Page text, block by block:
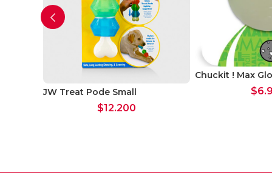
JW Treat Pode Small
$12.200
Chuckit ! Max
$